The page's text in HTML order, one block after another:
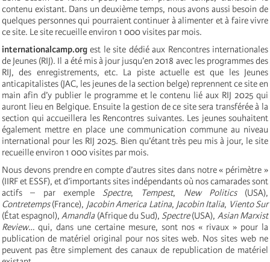
contenu existant. Dans un deuxième temps, nous avons aussi besoin de
quelques personnes qui pourraient continuer à alimenter et à faire vivre
ce site. Le site recueille environ 1 000 visites par mois.
internationalcamp.org est le site dédié aux Rencontres internationales
de Jeunes (RIJ). Il a été mis à jour jusqu’en 2018 avec les programmes des
RIJ, des enregistrements, etc. La piste actuelle est que les Jeunes
anticapitalistes (JAC, les jeunes de la section belge) reprennent ce site en
main afin d’y publier le programme et le contenu lié aux RIJ 2025 qui
auront lieu en Belgique. Ensuite la gestion de ce site sera transférée à la
section qui accueillera les Rencontres suivantes. Les jeunes souhaitent
également mettre en place une communication commune au niveau
international pour les RIJ 2025. Bien qu’étant très peu mis à jour, le site
recueille environ 1 000 visites par mois.
Nous devons prendre en compte d’autres sites dans notre « périmètre »
(IIRF et ESSF), et d’importants sites indépendants où nos camarades sont
actifs – par exemple Spectre, Tempest, New Politics(USA),
Contretemps(France), Jacobin America Latina, Jacobin Italia, Viento Sur
(État espagnol),Amandla(Afrique du Sud), Spectre(USA), Asian Marxist
Review… qui, dans une certaine mesure, sont nos « rivaux » pour la
publication de matériel original pour nos sites web. Nos sites web ne
peuvent pas être simplement des canaux de republication de matériel